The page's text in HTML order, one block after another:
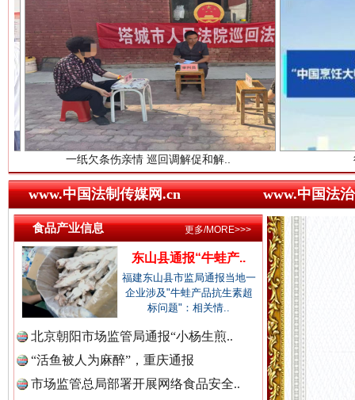
中国农业新闻网.
中国视频新闻网.
中国廉政法纪网.
中国律师在线.
中国参政网.中
世界屋脊 天路回响 永
红船起航处 潮起向未来
纸欠条伤亲情 巡回调解促和解.. 行业协会接连
www.中国法制传媒网.cn www.中国法
食品产业信息
东山县通报“牛蛙产..
福建东山县市监局通报当地一
企业涉及"牛蛙产品抗生素超
标问题"：相关情..
北京朝阳市场监管局通报“小杨生煎..
“活鱼被人为麻醉”，重庆通报
市场监管总局部署开展网络食品安全..
更多/MORE>>>